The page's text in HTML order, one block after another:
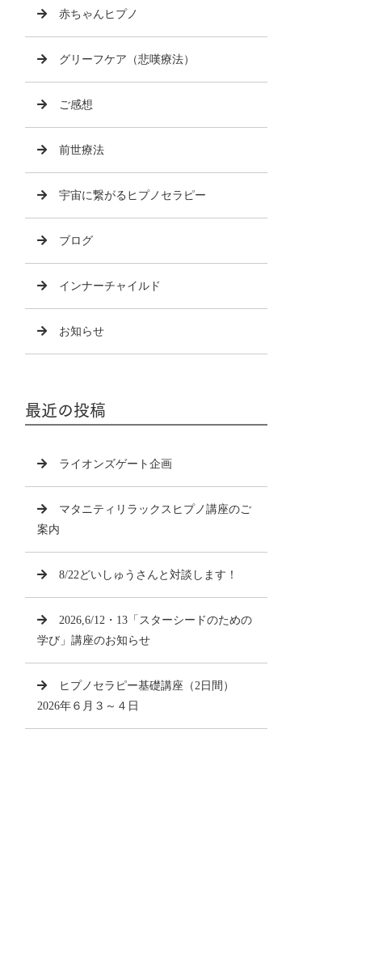
赤ちゃんヒプノ
グリーフケア（悲嘆療法）
ご感想
前世療法
宇宙に繋がるヒプノセラピー
ブログ
インナーチャイルド
お知らせ
最近の投稿
ライオンズゲート企画
マタニティリラックスヒプノ講座のご
案内
8/22どいしゅうさんと対談します！
2026,6/12・13「スターシードのための
学び」講座のお知らせ
ヒプノセラピー基礎講座（2日間）
2026年６月３～４日